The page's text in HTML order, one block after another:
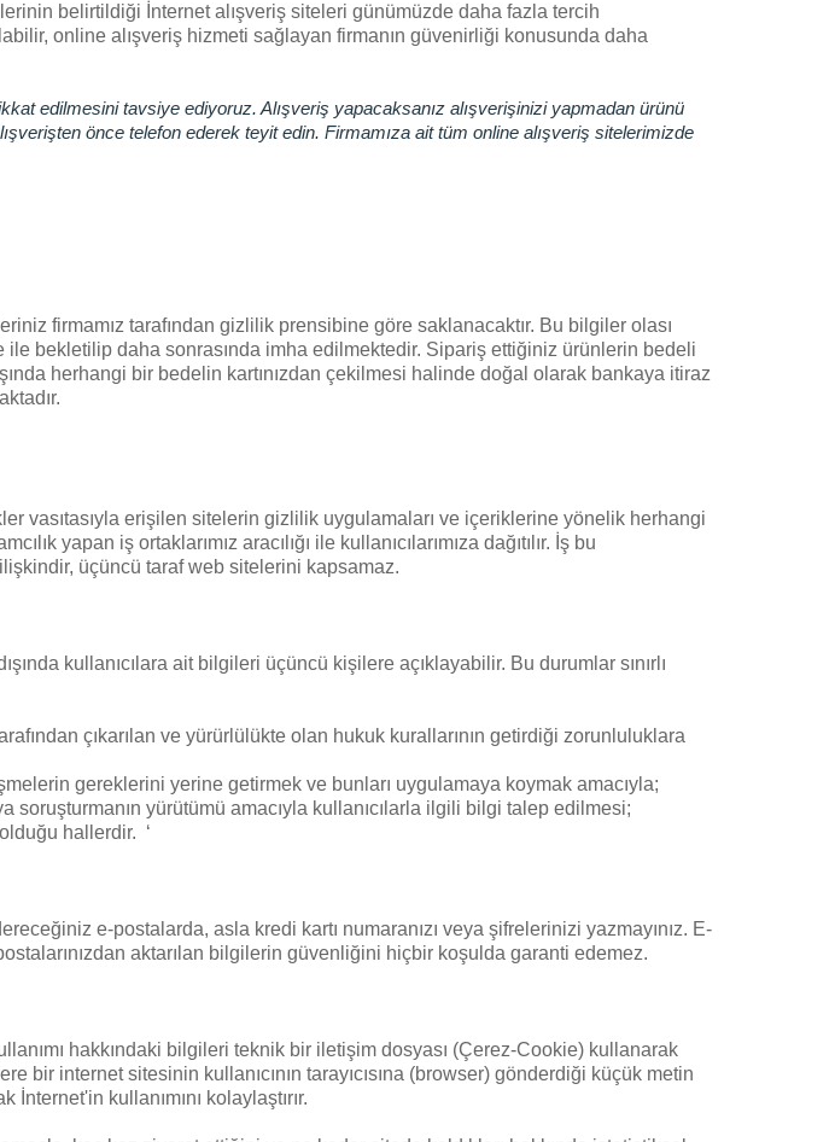
belirtildiği İnternet alışveriş siteleri günümüzde daha fazla tercih
online alışveriş hizmeti sağlayan firmanın güvenirliği konusunda daha
edilmesini tavsiye ediyoruz. Alışveriş yapacaksanız alışverişinizi yapmadan ürünü
önce telefon ederek teyit edin. Firmamıza ait tüm online alışveriş sitelerimizde
firmamız tarafından gizlilik prensibine göre saklanacaktır. Bu bilgiler olası
bekletilip daha sonrasında imha edilmektedir. Sipariş ettiğiniz ürünlerin bedeli
herhangi bir bedelin kartınızdan çekilmesi halinde doğal olarak bankaya itiraz
vasıtasıyla erişilen sitelerin gizlilik uygulamaları ve içeriklerine yönelik herhangi
yapan iş ortaklarımız aracılığı ile kullanıcılarımıza dağıtılır. İş bu
üçüncü taraf web sitelerini kapsamaz.
kullanıcılara ait bilgileri üçüncü kişilere açıklayabilir. Bu durumlar sınırlı
çıkarılan ve yürürlülükte olan hukuk kurallarının getirdiği zorunluluklara
gereklerini yerine getirmek ve bunları uygulamaya koymak amacıyla;
yürütümü amacıyla kullanıcılarla ilgili bilgi talep edilmesi;
hallerdir. ‘
e-postalarda, asla kredi kartı numaranızı veya şifrelerinizi yazmayınız. E-
aktarılan bilgilerin güvenliğini hiçbir koşulda garanti edemez.
hakkındaki bilgileri teknik bir iletişim dosyası (Çerez-Cookie) kullanarak
internet sitesinin kullanıcının tarayıcısına (browser) gönderdiği küçük metin
kullanımını kolaylaştırır.